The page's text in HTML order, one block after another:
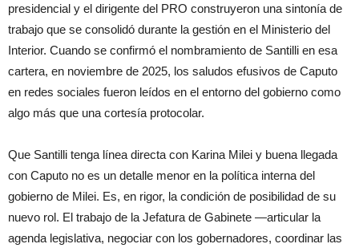
presidencial y el dirigente del PRO construyeron una sintonía de
trabajo que se consolidó durante la gestión en el Ministerio del
Interior. Cuando se confirmó el nombramiento de Santilli en esa
cartera, en noviembre de 2025, los saludos efusivos de Caputo
en redes sociales fueron leídos en el entorno del gobierno como
algo más que una cortesía protocolar.
Que Santilli tenga línea directa con Karina Milei y buena llegada
con Caputo no es un detalle menor en la política interna del
gobierno de Milei. Es, en rigor, la condición de posibilidad de su
nuevo rol. El trabajo de la Jefatura de Gabinete —articular la
agenda legislativa, negociar con los gobernadores, coordinar las